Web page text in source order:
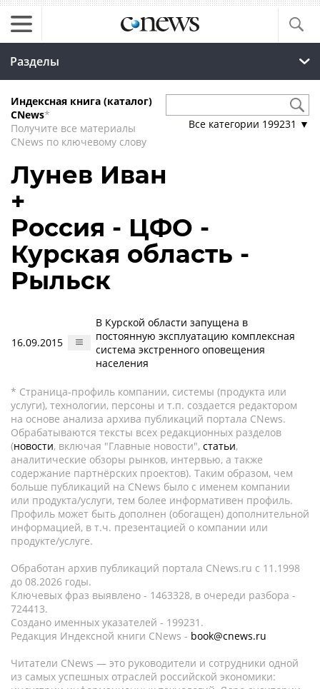
Разделы
Индексная книга (каталог)
CNews*
Получите все материалы
CNews по ключевому слову
Все категории 199231 ▼
Лунев Иван
+
Россия - ЦФО -
Курская область -
Рыльск
16.09.2015
В Курской области запущена в
постоянную эксплуатацию комплексная
система экстренного оповещения
населения
* Страница-профиль компании, системы (продукта или
услуги), технологии, персоны и т.п. создается редактором
на основе анализа архива публикаций портала CNews.
Обрабатываются тексты всех редакционных разделов
(новости, включая "Главные новости", статьи,
аналитические обзоры рынков, интервью, а также
содержание партнёрских проектов). Таким образом, чем
больше публикаций на CNews было с именем компании
или продукта/услуги, тем более информативен профиль.
Профиль может быть дополнен (обогащен) дополнительной
информацией, в т.ч. презентацией о компании или
продукте/услуге.
Обработан архив публикаций портала CNews.ru c 11.1998
до 08.2026 годы.
Ключевых фраз выявлено - 1463328, в очереди разбора -
724413.
Создано именных указателей - 199231.
Редакция Индексной книги CNews - book@cnews.ru
Читатели CNews — это руководители и сотрудники одной
из самых успешных отраслей российской экономики: